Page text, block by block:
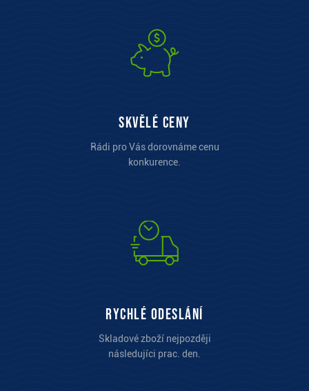
Skvělé ceny
Rádi pro Vás dorovnáme cenu
konkurence.
Rychlé odeslání
Skladové zboží nejpozději
následujíci prac. den.